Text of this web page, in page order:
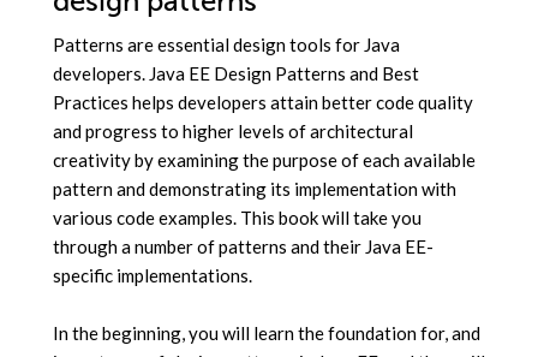
Patterns are essential design tools for Java
developers. Java EE Design Patterns and Best
Practices helps developers attain better code quality
and progress to higher levels of architectural
creativity by examining the purpose of each available
pattern and demonstrating its implementation with
various code examples. This book will take you
through a number of patterns and their Java EE-
specific implementations.
In the beginning, you will learn the foundation for, and